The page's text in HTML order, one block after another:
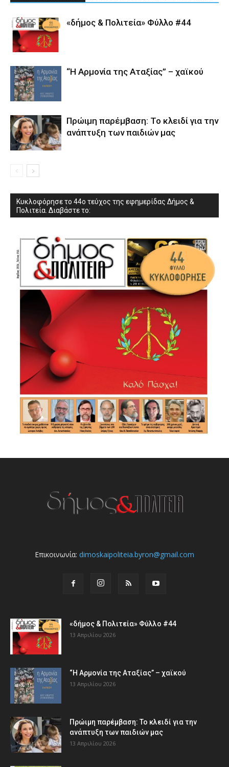
«δήμος & Πολιτεία» Φύλλο #44
“Η Αρμονία της Αταξίας” – χαϊκού
Πρώιμη παρέμβαση: Το κλειδί για την
ανάπτυξη των παιδιών µας
Κυκλοφόρησε το 44ο τεύχος της εφημερίδας Δήμος &
Πολιτεία. Διαβάστε το:
Επικοινωνία: dimoskaipoliteia.byron@gmail.com
«δήμος & Πολιτεία» Φύλλο #44
13 Απριλίου 2026
“Η Αρμονία της Αταξίας” – χαϊκού
13 Απριλίου 2026
Πρώιμη παρέμβαση: Το κλειδί για την
ανάπτυξη των παιδιών µας
13 Απριλίου 2026